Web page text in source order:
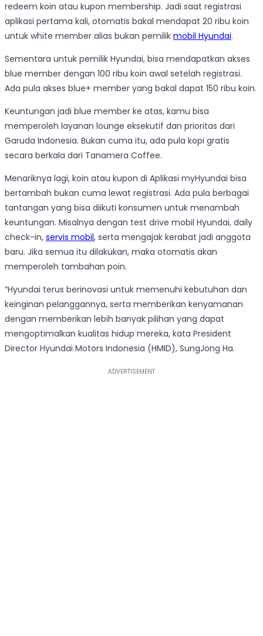
redeem koin atau kupon membership. Jadi saat registrasi
aplikasi pertama kali, otomatis bakal mendapat 20 ribu koin
untuk white member alias bukan pemilik mobil Hyundai.
Sementara untuk pemilik Hyundai, bisa mendapatkan akses
blue member dengan 100 ribu koin awal setelah registrasi.
Ada pula akses blue+ member yang bakal dapat 150 ribu koin.
Keuntungan jadi blue member ke atas, kamu bisa
memperoleh layanan lounge eksekutif dan prioritas dari
Garuda Indonesia. Bukan cuma itu, ada pula kopi gratis
secara berkala dari Tanamera Coffee.
Menariknya lagi, koin atau kupon di Aplikasi myHyundai bisa
bertambah bukan cuma lewat registrasi. Ada pula berbagai
tantangan yang bisa diikuti konsumen untuk menambah
keuntungan. Misalnya dengan test drive mobil Hyundai, daily
check-in, servis mobil, serta mengajak kerabat jadi anggota
baru. Jika semua itu dilakukan, maka otomatis akan
memperoleh tambahan poin.
“Hyundai terus berinovasi untuk memenuhi kebutuhan dan
keinginan pelanggannya, serta memberikan kenyamanan
dengan memberikan lebih banyak pilihan yang dapat
mengoptimalkan kualitas hidup mereka, kata President
Director Hyundai Motors Indonesia (HMID), SungJong Ha.